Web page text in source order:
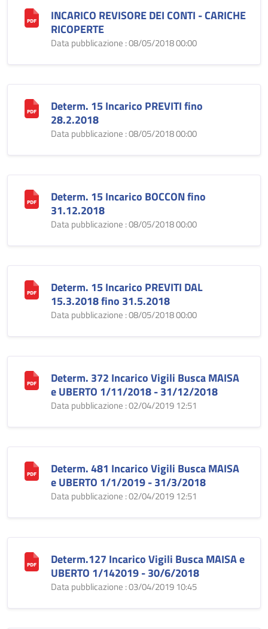
INCARICO REVISORE DEI CONTI - CARICHE
RICOPERTE
Data pubblicazione : 08/05/2018 00:00
Determ. 15 Incarico PREVITI fino
28.2.2018
Data pubblicazione : 08/05/2018 00:00
Determ. 15 Incarico BOCCON fino
31.12.2018
Data pubblicazione : 08/05/2018 00:00
Determ. 15 Incarico PREVITI DAL
15.3.2018 fino 31.5.2018
Data pubblicazione : 08/05/2018 00:00
Determ. 372 Incarico Vigili Busca MAISA
e UBERTO 1/11/2018 - 31/12/2018
Data pubblicazione : 02/04/2019 12:51
Determ. 481 Incarico Vigili Busca MAISA
e UBERTO 1/1/2019 - 31/3/2018
Data pubblicazione : 02/04/2019 12:51
Determ.127 Incarico Vigili Busca MAISA e
UBERTO 1/142019 - 30/6/2018
Data pubblicazione : 03/04/2019 10:45